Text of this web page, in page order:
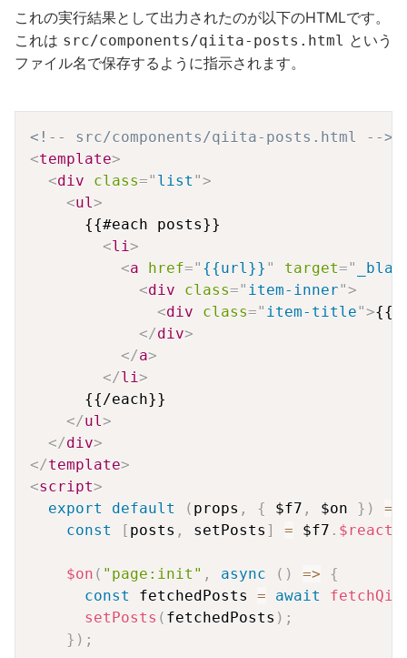
これの実行結果として出力されたのが以下のHTMLです。
これは src/components/qiita-posts.html という
ファイル名で保存するように指示されます。
<!-- src/components/qiita-posts.html -->
<template>
<div class=" list ">
<ul >
      {{#each posts}}
<li >
<a href=" {{url}} " target="
<div class=" item-inner">
<div class=" item-title">
</div>
</a>
</li >
      {{/each}}
</ul >
</div>
</template>
<script>
export
default ( props , { $f7 , $on } )
=>
const
[ posts , setPosts ] = $f7 .
$on ( "page:init" , async ( ) =>
{
const
fetchedPosts = await
setPosts ( fetchedPosts ) ;
} ) ;